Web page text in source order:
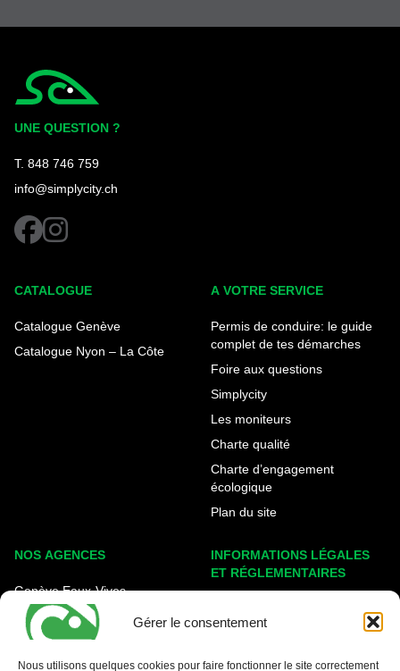
Gérer le consentement
Nous utilisons quelques cookies pour faire fonctionner le site correctement
UNE QUESTION ?
T. 848 746 759
info@simplycity.ch
facebookinstagram
CATALOGUE
Catalogue Genève
Catalogue Nyon – La Côte
A VOTRE SERVICE
Permis de conduire: le guide
complet de tes démarches
Foire aux questions
Simplycity
Les moniteurs
Charte qualité
Charte d’engagement
écologique
Plan du site
NOS AGENCES
Genève Eaux-Vives
Carouge - Rondeau
Nyon - La Côte
INFORMATIONS LÉGALES
ET RÉGLEMENTAIRES
Protection des données